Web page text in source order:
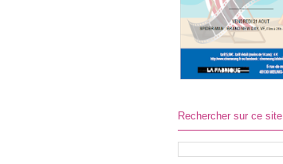
Rechercher sur ce site